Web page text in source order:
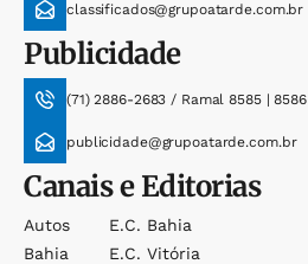
classificados@grupoatarde.com.br
Publicidade
(71) 2886-2683 / Ramal 8585 | 8586
publicidade@grupoatarde.com.br
Canais e Editorias
Autos
Bahia
E.c. Bahia
E.c. Vitória